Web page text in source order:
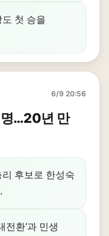
첫 승을
6/9 20:56
명…20년 만
후보로 한성숙
전환’과 민생